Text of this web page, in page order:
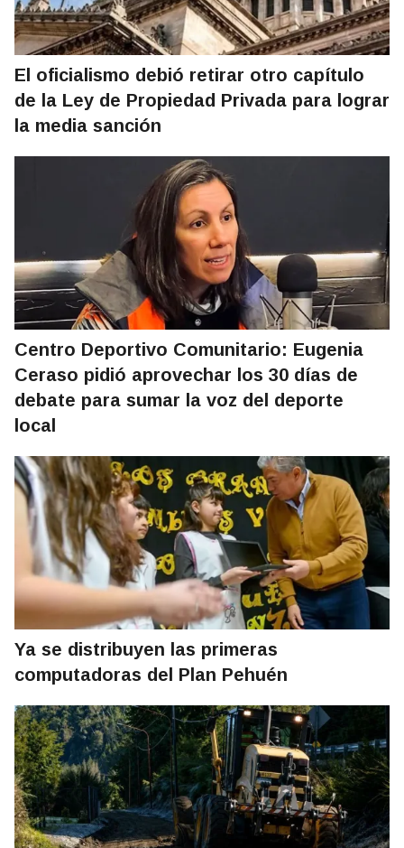
El oficialismo debió retirar otro capítulo
de la Ley de Propiedad Privada para lograr
la media sanción
Centro Deportivo Comunitario: Eugenia
Ceraso pidió aprovechar los 30 días de
debate para sumar la voz del deporte
local
Ya se distribuyen las primeras
computadoras del Plan Pehuén